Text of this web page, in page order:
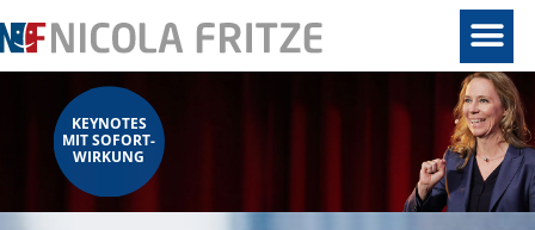
KEYNOTES
MIT SOFORT-
WIRKUNG